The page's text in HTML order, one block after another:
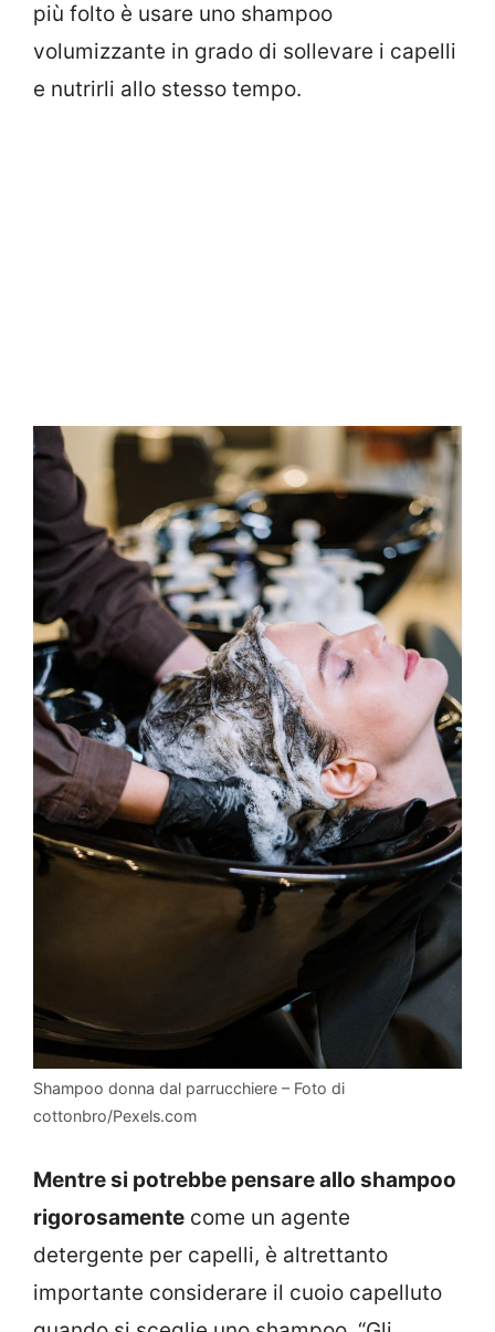
più folto è usare uno shampoo
volumizzante in grado di sollevare i capelli
e nutrirli allo stesso tempo.
Shampoo donna dal parrucchiere – Foto di
cottonbro/Pexels.com
Mentre si potrebbe pensare allo shampoo
rigorosamente come un agente
detergente per capelli, è altrettanto
importante considerare il cuoio capelluto